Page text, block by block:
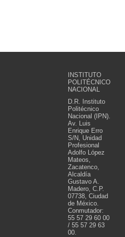
INSTITUTO
POLITÉCNICO
NACIONAL
D.R. Instituto
Politécnico
Nacional (IPN).
Av. Luis
Enrique Erro
S/N, Unidad
Profesional
Adolfo López
Mateos,
Zacatenco,
Alcaldía
Gustavo A.
Madero, C.P.
07738, Ciudad
de México.
Conmutador:
55 57 29 60 00
/ 55 57 29 63
00.